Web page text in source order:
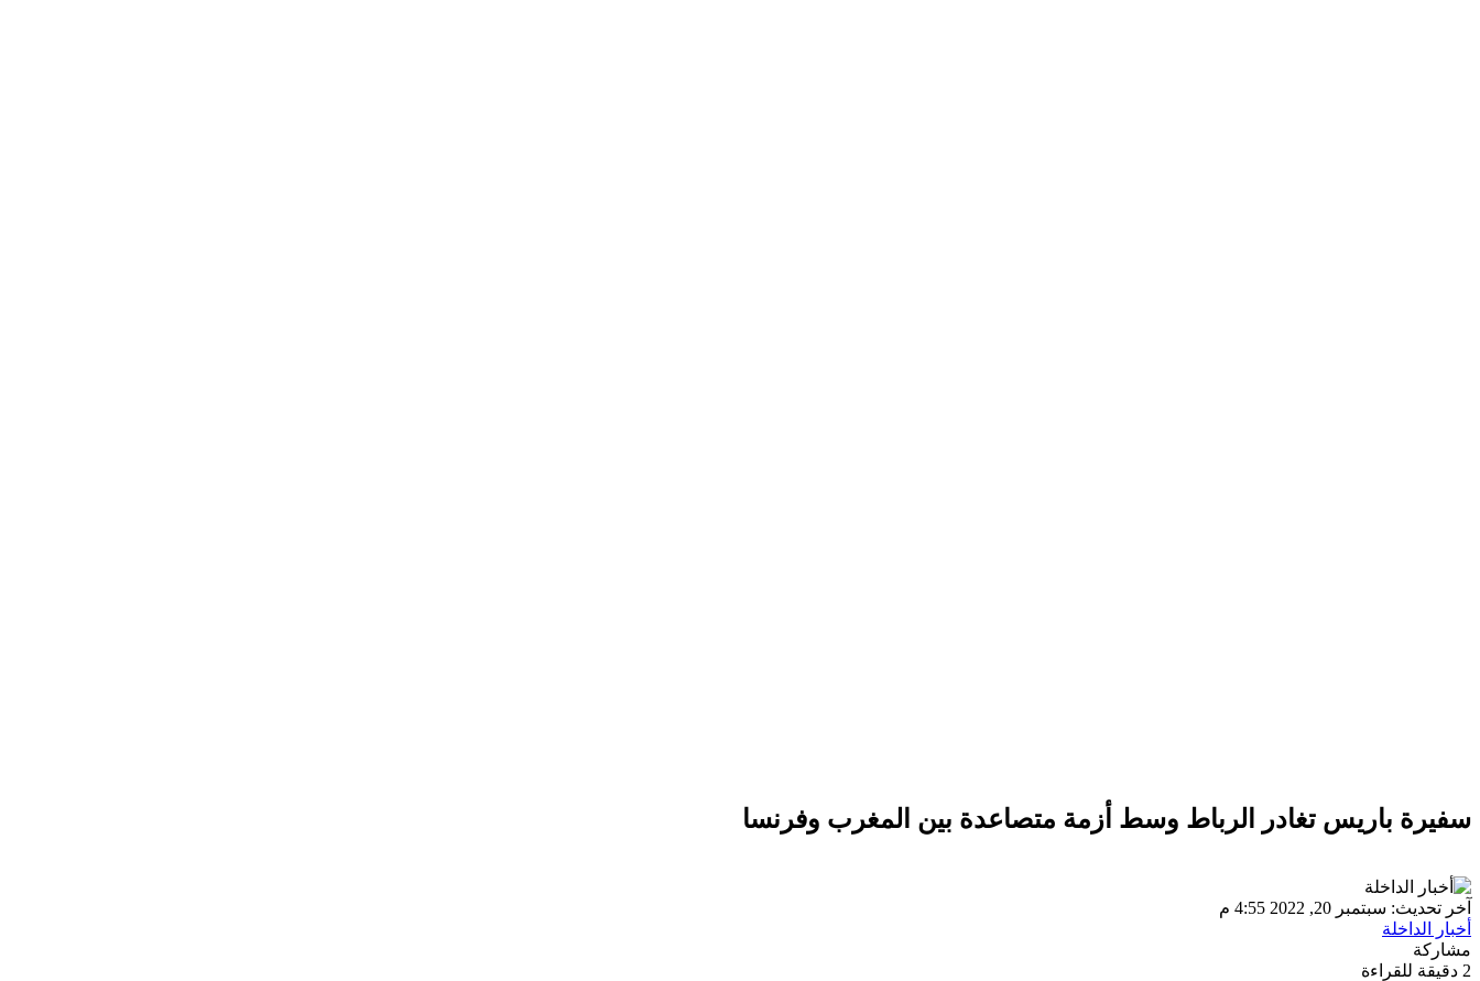
سفيرة باريس تغادر الرباط وسط أزمة متصاعدة بين المغرب وفرنسا
آخر تحديث: سبتمبر 20, 2022 4:55 م
أخبار الداخلة
مشاركة
2 دقيقة للقراءة